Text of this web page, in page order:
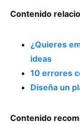
Contenido
¿Quieres
ideas
10 errores
Diseña un
Contenido